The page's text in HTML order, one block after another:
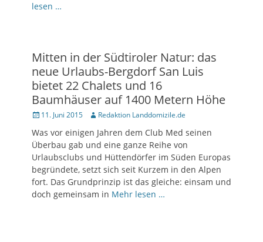
lesen …
Mitten in der Südtiroler Natur: das
neue Urlaubs-Bergdorf San Luis
bietet 22 Chalets und 16
Baumhäuser auf 1400 Metern Höhe
Posted
11. Juni 2015 Author
Redaktion Landdomizile.de
Was vor einigen Jahren dem Club Med seinen
Überbau gab und eine ganze Reihe von
Urlaubsclubs und Hüttendörfer im Süden Europas
begründete, setzt sich seit Kurzem in den Alpen
fort. Das Grundprinzip ist das gleiche: einsam und
doch gemeinsam in Mehr lesen …